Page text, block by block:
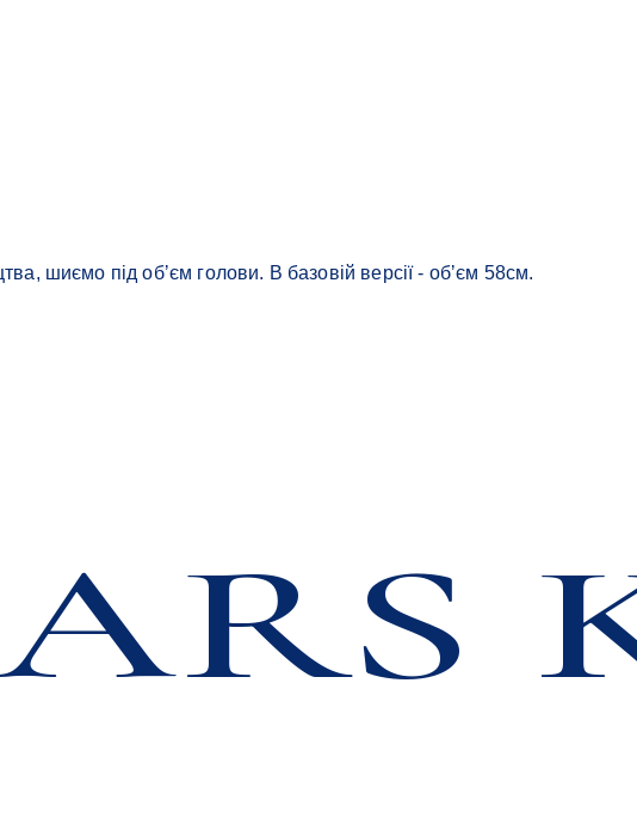
шиємо під обʼєм голови. В базовій версії - обʼєм 58см.